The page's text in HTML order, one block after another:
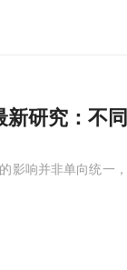
新研究：不
影响并非单向统一